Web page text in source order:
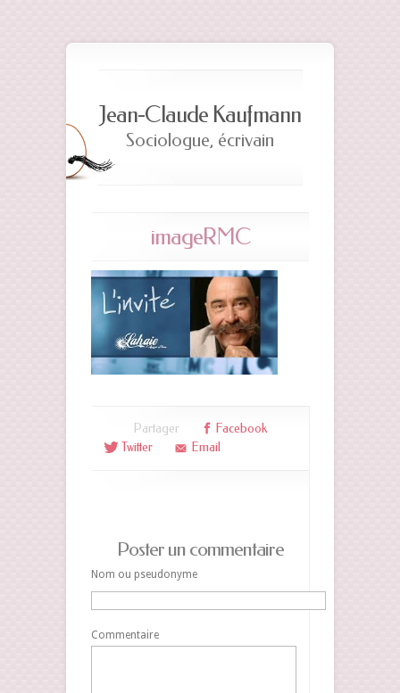
Jean-Claude Kaufmann
Sociologue, écrivain
imageRMC
Partager
Facebook
Twitter
Email
Poster un commentaire
Nom ou pseudonyme
Commentaire